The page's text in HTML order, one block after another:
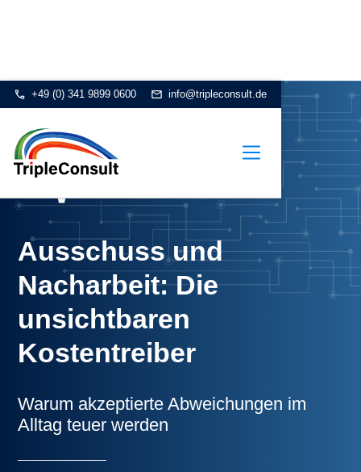
+49 (0) 341 9899 0600 info@tripleconsult.de
Ausschuss und
Nacharbeit: Die
unsichtbaren
Kostentreiber
Warum akzeptierte Abweichungen im
Alltag teuer werden